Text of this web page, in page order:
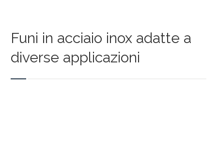
Funi in acciaio inox adatte a
diverse applicazioni